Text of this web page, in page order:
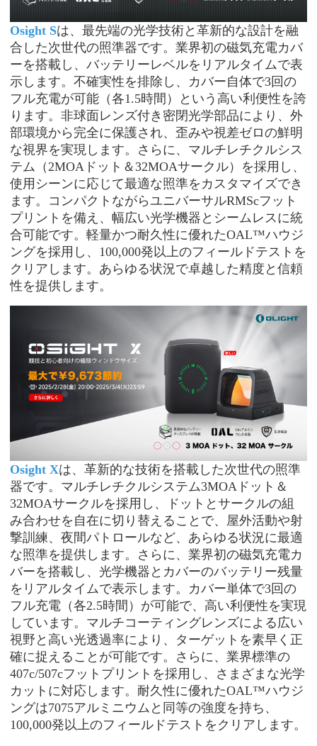
Osight Sは、最先端の光学技術と革新的な設計を融
合した次世代の照準器です。業界初の磁気充電カバ
ーを搭載し、バッテリーレベルをリアルタイムで表
示します。不確実性を排除し、カバー自体で3回の
フル充電が可能（各1.5時間）という高い利便性を誇
ります。非球面レンズ付き密閉光学部品により、外
部環境から完全に保護され、歪みや視差ゼロの鮮明
な視界を実現します。さらに、マルチレチクルシス
テム（2MOAドット＆32MOAサークル）を採用し、
使用シーンに応じて最適な照準をカスタマイズでき
ます。コンパクトながらユニバーサルRMScフット
プリントを備え、幅広い光学機器とシームレスに統
合可能です。軽量かつ耐久性に優れたOAL™ハウジ
ングを採用し、100,000発以上のフィールドテストを
クリアします。あらゆる状況で卓越した精度と信頼
性を提供します。
Osight Xは、革新的な技術を搭載した次世代の照準
器です。マルチレチクルシステム3MOAドット＆
32MOAサークルを採用し、ドットとサークルの組
み合わせを自在に切り替えることで、屋外活動や射
撃訓練、夜間パトロールなど、あらゆる状況に最適
な照準を提供します。さらに、業界初の磁気充電カ
バーを搭載し、光学機器とカバーのバッテリー残量
をリアルタイムで表示します。カバー単体で3回の
フル充電（各2.5時間）が可能で、高い利便性を実現
しています。マルチコーティングレンズによる広い
視野と高い光透過率により、ターゲットを素早く正
確に捉えることが可能です。さらに、業界標準の
407c/507cフットプリントを採用し、さまざまな光学
カットに対応します。耐久性に優れたOAL™ハウジ
ングは7075アルミニウムと同等の強度を持ち、
100,000発以上のフィールドテストをクリアします。